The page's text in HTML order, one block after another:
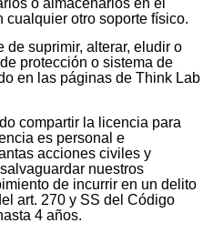
cualquier otro soporte físico.
de suprimir, alterar, eludir o
protección o sistema de
en las páginas de Think Lab
compartir la licencia para
es personal e
acciones civiles y
nuestros
de incurrir en un delito
art. 270 y SS del Código
4 años.